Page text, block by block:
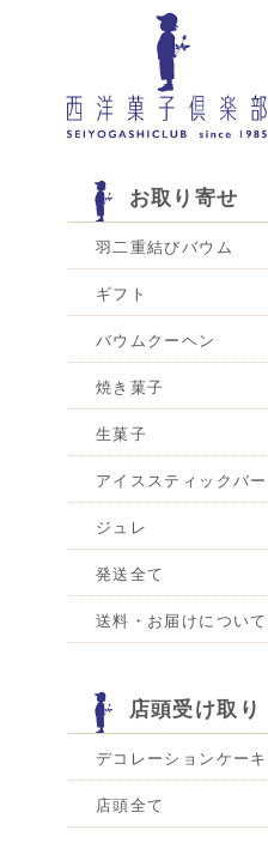
お取り寄せ
羽二重結びバウム
ギフト
バウムクーヘン
焼き菓子
生菓子
アイススティックバー
ジュレ
発送全て
送料・お届けについて
店頭受け取り
デコレーションケーキ
店頭全て